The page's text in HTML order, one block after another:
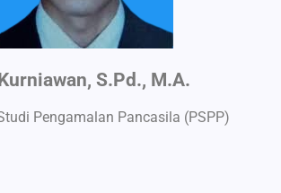
S.Pd., M.A.
Pengamalan Pancasila (PSPP)